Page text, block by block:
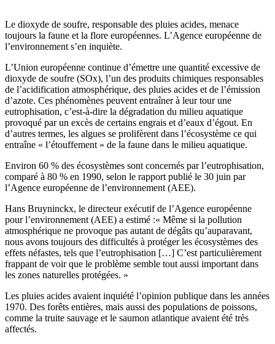
Le dioxyde de soufre, responsable des pluies acides, menace
toujours la faune et la flore européennes. L’Agence européenne de
l’environnement s’en inquiète.
L’Union européenne continue d’émettre une quantité excessive de
dioxyde de soufre (SOx), l’un des produits chimiques responsables
de l’acidification atmosphérique, des pluies acides et de l’émission
d’azote. Ces phénomènes peuvent entraîner à leur tour une
eutrophisation, c’est-à-dire la dégradation du milieu aquatique
provoqué par un excès de certains engrais et d’eaux d’égout. En
d’autres termes, les algues se prolifèrent dans l’écosystème ce qui
entraîne « l’étouffement » de la faune dans le milieu aquatique.
Environ 60 % des écosystèmes sont concernés par l’eutrophisation,
comparé à 80 % en 1990, selon le rapport publié le 30 juin par
l’Agence européenne de l’environnement (AEE).
Hans Bruyninckx, le directeur exécutif de l’Agence européenne
pour l’environnement (AEE) a estimé :« Même si la pollution
atmosphérique ne provoque pas autant de dégâts qu’auparavant,
nous avons toujours des difficultés à protéger les écosystèmes des
effets néfastes, tels que l’eutrophisation […] C’est particulièrement
frappant de voir que le problème semble tout aussi important dans
les zones naturelles protégées. »
Les pluies acides avaient inquiété l’opinion publique dans les années
1970. Des forêts entières, mais aussi des populations de poissons,
comme la truite sauvage et le saumon atlantique avaient été très
affectés.